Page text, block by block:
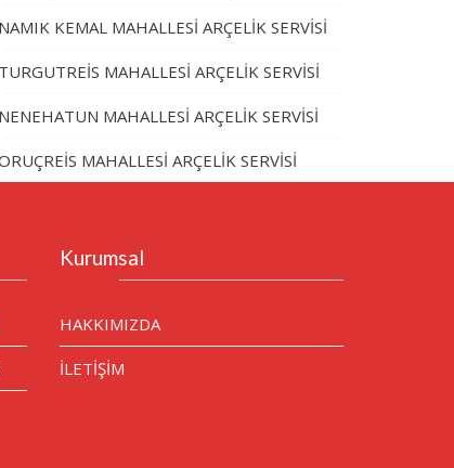
NAMIK KEMAL MAHALLESİ ARÇELİK SERVİSİ
TURGUTREİS MAHALLESİ ARÇELİK SERVİSİ
NENEHATUN MAHALLESİ ARÇELİK SERVİSİ
MAHALLESİ ARÇELİK SERVİSİ
Kurumsal
HAKKIMIZDA
İLETİŞİM